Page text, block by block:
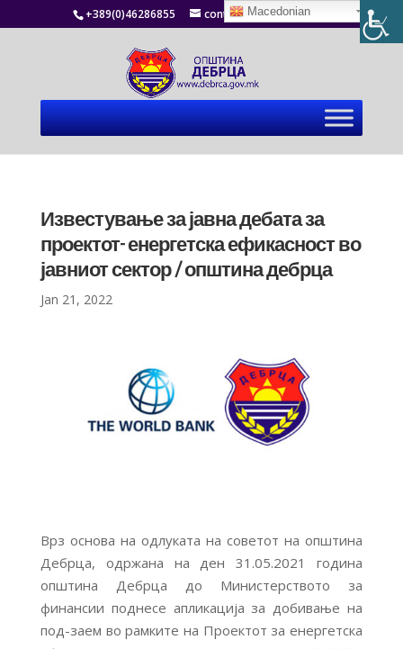
+389(0)46286855 contact@debrca.gov.mk
Известување за јавна дебата за
проектот- енергетска ефикасност во
јавниот сектор / општина дебрца
Jan 21, 2022
Врз основа на одлуката на советот на општина
Дебрца, одржана на ден 31.05.2021 година
општина Дебрца до Министерството за
финансии поднесе апликација за добивање на
под-заем во рамките на Проектот за енергетска
Macedonian